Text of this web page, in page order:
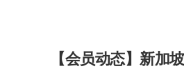
【会员动态】新加